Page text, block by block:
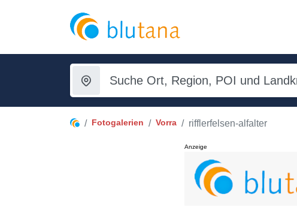
Fotogalerien Vorra rifflerfelsen-alfalter
Anzeige